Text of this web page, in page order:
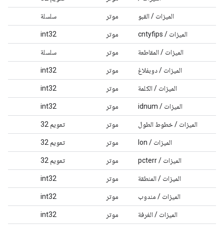
الميزات / القبو موتر سلسلة
الميزات / cntyfips موتر int32
الميزات / المقاطعة موتر سلسلة
الميزات / دوبفلاغ موتر int32
الميزات / الكلمة موتر int32
الميزات / idnum موتر int32
الميزات / خطوط الطول موتر تعويم 32
الميزات / lon موتر تعويم 32
الميزات / pcterr موتر تعويم 32
الميزات / المنطقة موتر int32
الميزات / مندوب موتر int32
الميزات / الغرفة موتر int32